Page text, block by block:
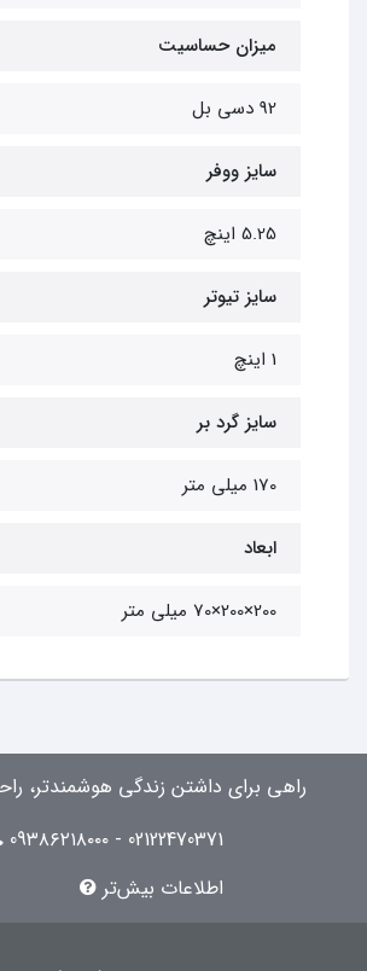
میزان حساسیت
92 دسی بل
سایز ووفر
5.25 اینچ
سایز تیوتر
1 اینچ
سایز گرد بر
170 میلی متر
ابعاد
200×200×70 میلی متر
راهی برای داشتن زندگی هوشمندتر،
02122470371 - 09۳۸۶۲۱۸۰۰۰
اطلاعات بیش‌تر